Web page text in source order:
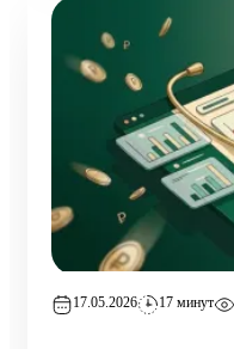
17.05.2026 17 минут